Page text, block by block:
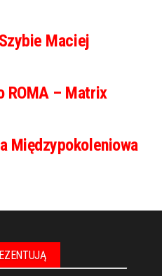
Maciej
ROMA – Matrix
Międzypokoleniowa